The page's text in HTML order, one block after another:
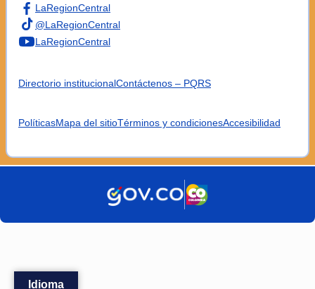
LaRegionCentral
@LaRegionCentral
LaRegionCentral
Directorio institucionalContáctenos – PQRS
PolíticasMapa del sitioTérminos y condicionesAccesibilidad
Idioma